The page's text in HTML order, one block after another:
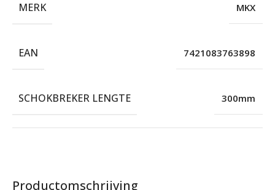
Productomschrijving
MERK MKX
EAN 7421083763898
SCHOKBREKER LENGTE 300mm